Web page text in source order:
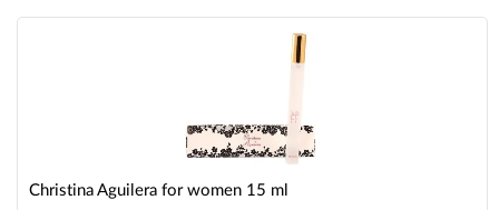
Christina Aguilera for women 15 ml